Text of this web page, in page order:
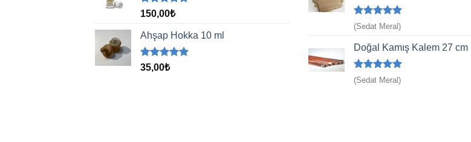
5 üzerinden
aldı
150,00₺
Ahşap Hokka 10 ml
5 üzerinden
35,00₺
5 üzerinden
5
(Sedat Meral)
Doğal Kamış Kalem 27 cm
5 üzerinden
5
(Sedat Meral)